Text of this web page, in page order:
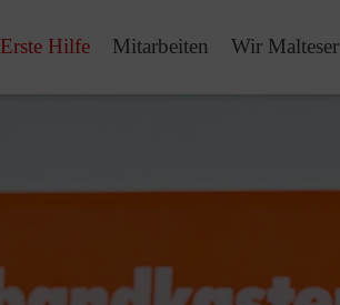
Erste Hilfe Mitarbeiten Wir Malteser